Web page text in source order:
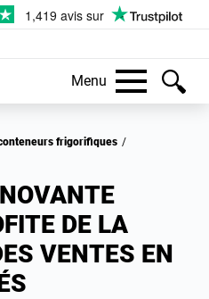
Menu
conteneurs frigorifiques /
DE LA
VENTES EN